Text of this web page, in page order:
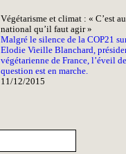
Végétarisme et climat : « C’est
national qu’il faut agir »
Malgré le silence de la COP21
Elodie Vieille Blanchard,
végétarienne de France, l’éveil
question est en marche.
11/12/2015